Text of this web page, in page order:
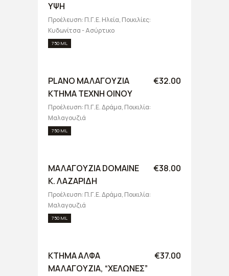
ΥΨΗ
Προέλευση: Π.Γ.Ε. Ηλεία, Ποικιλίες:
Κυδωνίτσα - Ασύρτικο
750 ML
PLANO ΜΑΛΑΓΟΥΖΙΑ
ΚΤΗΜΑ ΤΕΧΝΗ ΟΙΝΟΥ
€32.00
Προέλευση: Π.Γ.Ε. Δράμα, Ποικιλία:
Μαλαγουζιά
750 ML
ΜΑΛΑΓΟΥΖΙΑ DOMAINE
Κ. ΛΑΖΑΡΙΔΗ
€38.00
Προέλευση: Π.Γ.Ε. Δράμα, Ποικιλία:
Μαλαγουζιά
750 ML
ΚΤΗΜΑ ΑΛΦΑ
ΜΑΛΑΓΟΥΖΙΑ, “ΧΕΛΩΝΕΣ”
€37.00